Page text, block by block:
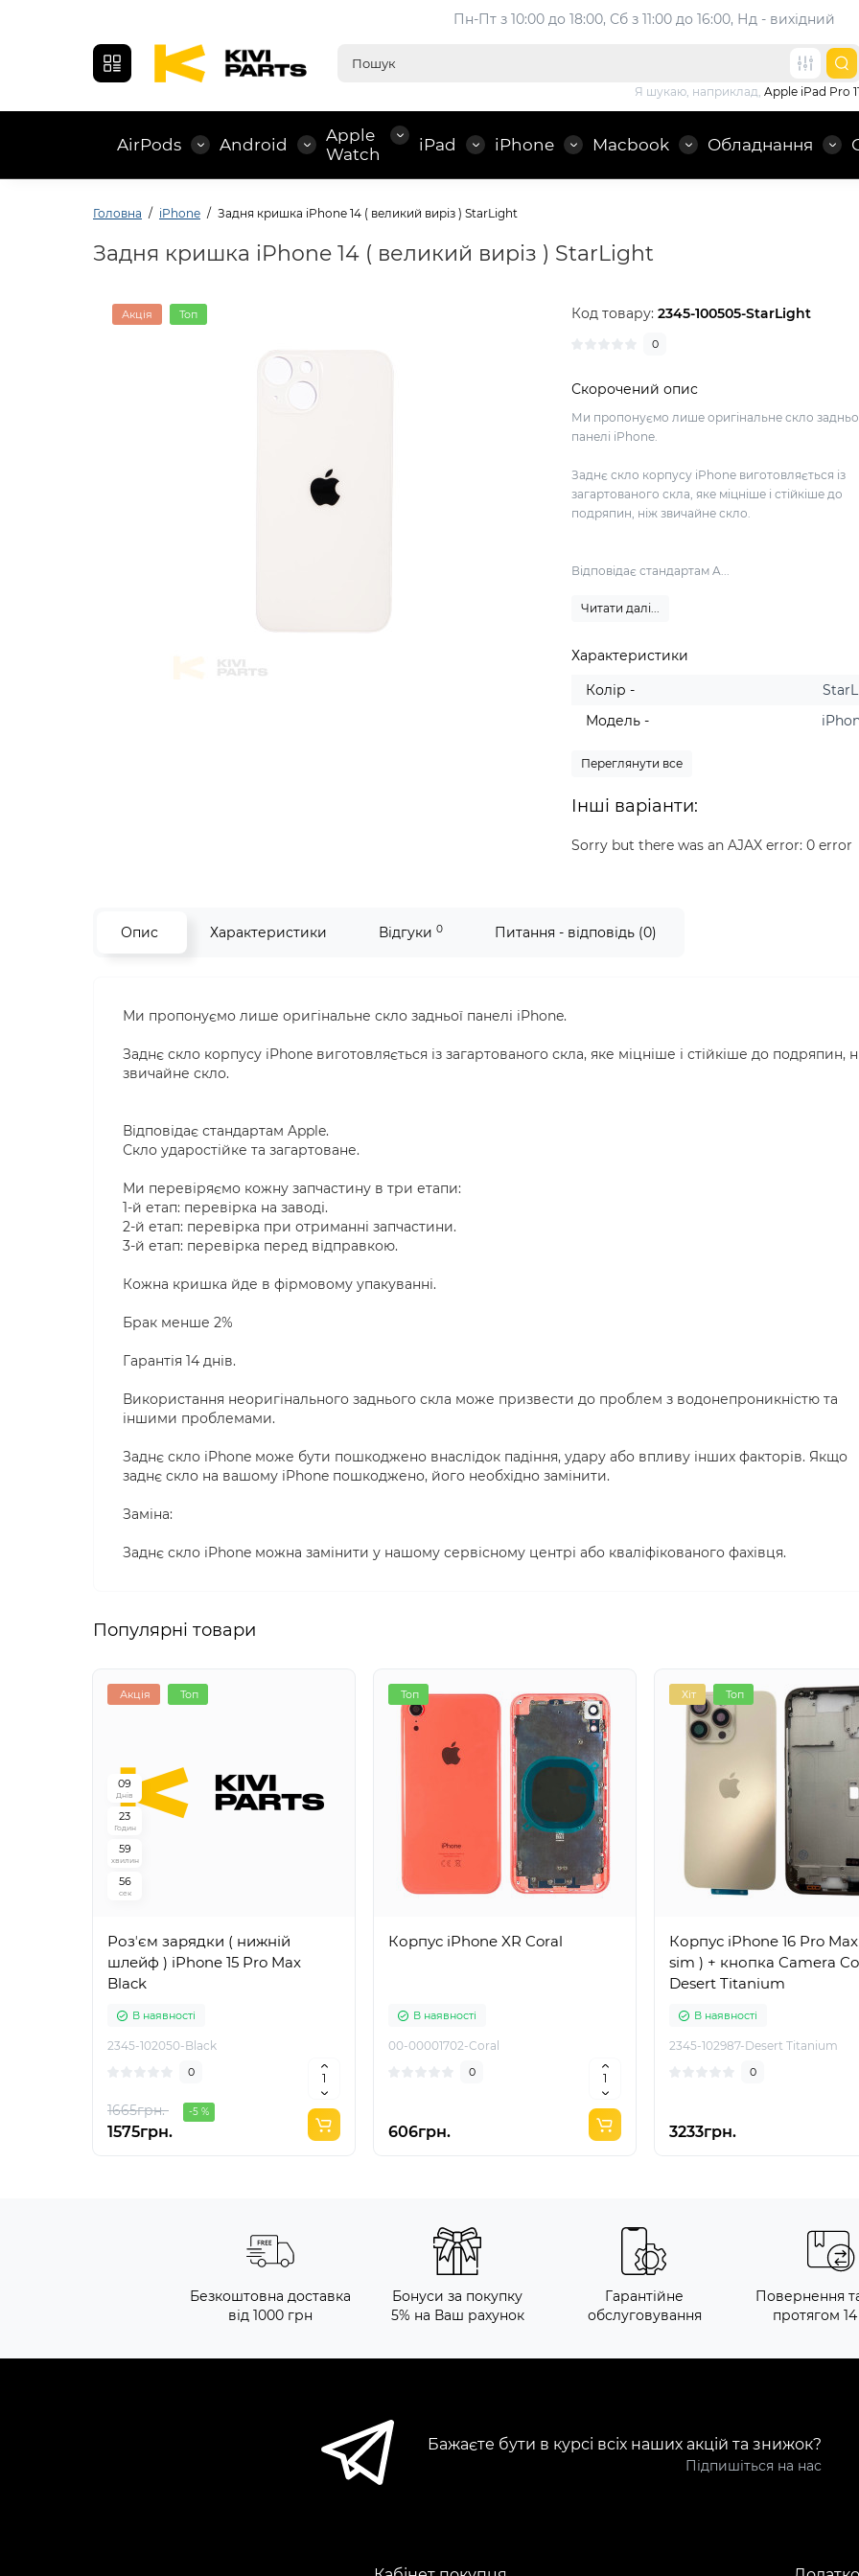
Пн-Пт з 10:00 до 18:00, Сб з 11:00 до 16:00, Нд - вихідний
Я шукаю, наприклад, Apple iPad Pro
AirPods Android
Apple
Watch
iPad iPhone Macbook Обладнання
Головна iPhone Задня кришка iPhone 14 ( великий виріз ) StarLight
Задня кришка iPhone 14 ( великий виріз ) StarLight
Акція Топ Код товару:2345-100505-StarLight
0
Скорочений опис
Ми пропонуємо лише оригінальне скло
панелі iPhone.
Заднє скло корпусу iPhone виготовляється із
загартованого скла, яке міцніше і стійкіше до
подряпин, ніж звичайне скло.
Відповідає стандартам A...
Читати далі...
Характеристики
Колір -
Модель -
Переглянути все
Інші варіанти:
Sorry but there was an AJAX error: 0 error
Опис Характеристики Відгуки 0 Питання - відповідь (0)
Ми пропонуємо лише оригінальне скло задньої панелі iPhone.
Заднє скло корпусу iPhone виготовляється із загартованого скла, яке міцніше і стійкіше до подряпин,
звичайне скло.
Відповідає стандартам Apple.
Скло ударостійке та загартоване.
Ми перевіряємо кожну запчастину в три етапи:
1-й етап: перевірка на заводі.
2-й етап: перевірка при отриманні запчастини.
3-й етап: перевірка перед відправкою.
Кожна кришка йде в фірмовому упакуванні.
Брак менше 2%
Гарантія 14 днів.
Використання неоригінального заднього скла може призвести до проблем з водонепроникністю та
іншими проблемами.
Заднє скло iPhone може бути пошкоджено внаслідок падіння, удару або впливу інших факторів. Якщо
заднє скло на вашому iPhone пошкоджено, його необхідно замінити.
Заміна:
Заднє скло iPhone можна замінити у нашому сервісному центрі або кваліфікованого фахівця.
Популярні товари
Акція Топ
09
Днів
23
Годин
59
хвилин
55
сек
Розʼєм зарядки ( нижній
шлейф ) iPhone 15 Pro Max
Black
В наявності
2345-102050-Black
0
1665грн. -5 %
1575грн.
Топ
Корпус iPhone XR Coral
В наявності
00-00001702-Coral
0
606грн.
Хіт Топ
Корпус iPhone 16 Pro
sim ) + кнопка Camera
Desert Titanium
В наявності
2345-102987-Desert Titanium
0
3233грн.
Безкоштовна доставка
від 1000 грн
Бонуси за покупку
5% на Ваш рахунок
Гарантійне
обслуговування
Повернення
протягом 14
Бажаєте бути в курсі всіх наших акцій та знижок?
Підпишіться на нас